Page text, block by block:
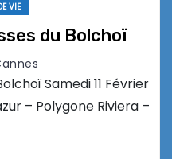
VIE
du Bolchoï
Samedi 11 Février
– Polygone Riviera –